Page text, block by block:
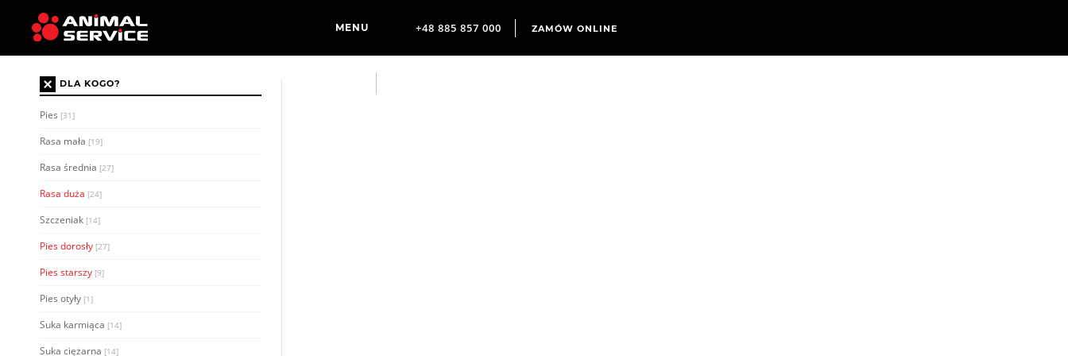
+48 885 857 000 ZAMÓW ONLINE
× DLA KOGO?
Pies [31]
Rasa mała [19]
Rasa średnia [27]
Rasa duża [24]
Szczeniak [14]
Pies dorosły [27]
Pies starszy [9]
Pies otyły [1]
Suka karmiąca [14]
Suka ciężarna [14]